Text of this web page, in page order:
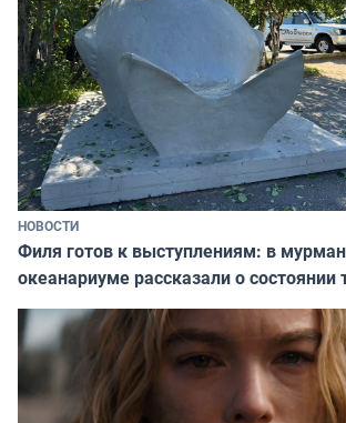
НОВОСТИ
Филя готов к выступлениям: в
океанариуме рассказали о состоянии